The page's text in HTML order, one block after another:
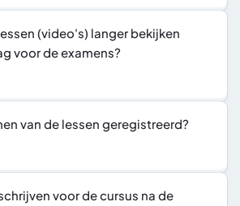
(video's) langer bekijken
voor de examens?
van de lessen geregistreerd?
voor de cursus na de